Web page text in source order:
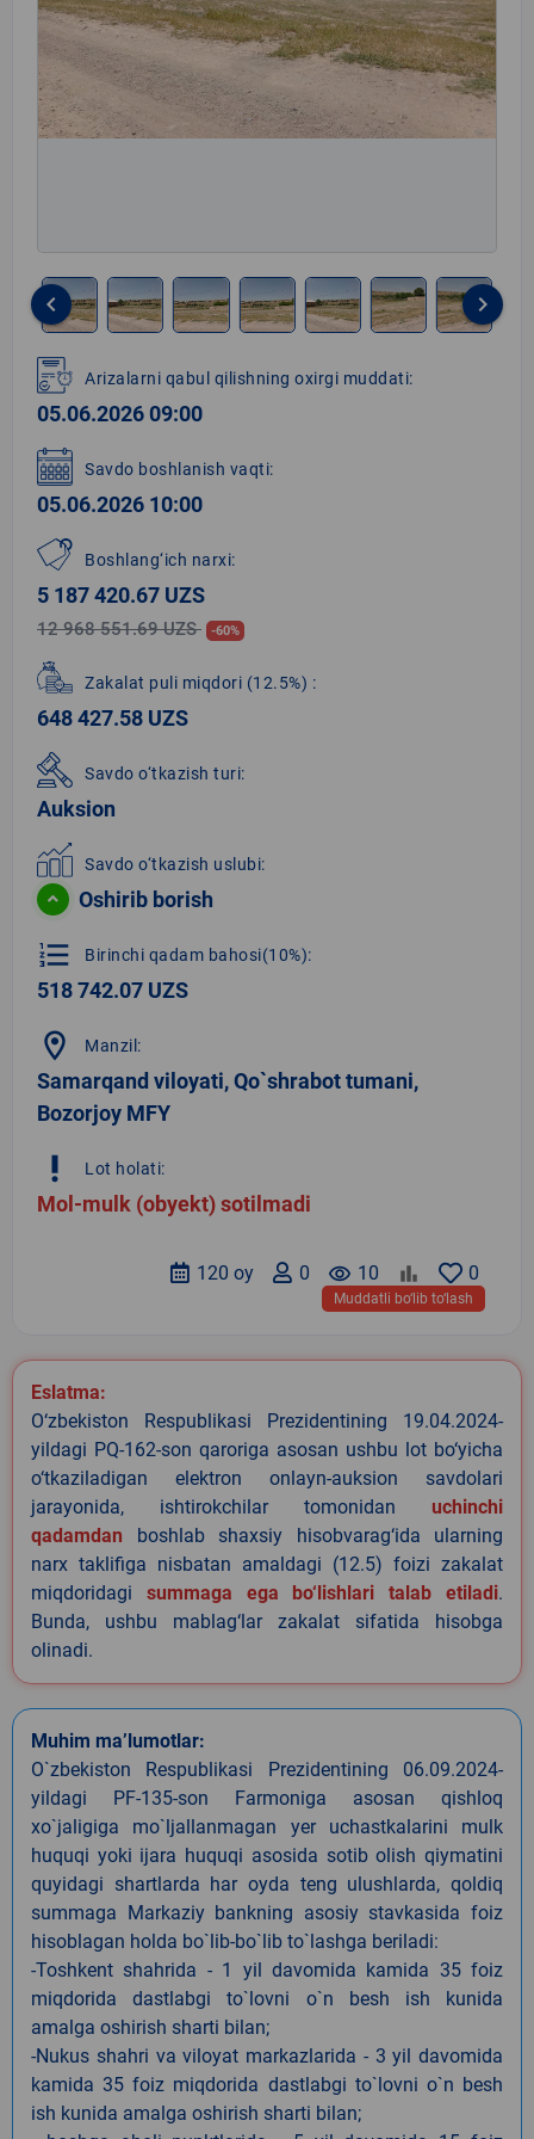
1
of
8
keyboard_arrow_left keyboard_arrow_right
Arizalarni qabul qilishning oxirgi muddati:
05.06.2026 09:00
Savdo boshlanish vaqti:
05.06.2026 10:00
Boshlang‘ich narxi:
5 187 420.67 UZS
12 968 551.69 UZS -60%
Zakalat puli miqdori (12.5%) :
648 427.58 UZS
Savdo o‘tkazish turi:
Auksion
Savdo o‘tkazish uslubi:
Oshirib borish
format_list_numbered Birinchi qadam bahosi(10%):
518 742.07 UZS
location_on Manzil:
Samarqand viloyati, Qo`shrabot tumani,
Bozorjoy MFY
priority_high Lot holati:
Mol-mulk (obyekt) sotilmadi
0
remove_red_eye 10
0
120 oy
Muddatli bo‘lib to‘lash
Eslatma:
O‘zbekiston Respublikasi Prezidentining 19.04.2024-
yildagi PQ-162-son qaroriga asosan ushbu lot bo‘yicha
o‘tkaziladigan elektron onlayn-auksion savdolari
jarayonida, ishtirokchilar tomonidan uchinchi
qadamdan boshlab shaxsiy hisobvarag‘ida ularning
narx taklifiga nisbatan amaldagi (12.5) foizi zakalat
miqdoridagi summaga ega bo‘lishlari talab etiladi.
Bunda, ushbu mablag‘lar zakalat sifatida hisobga
olinadi.
Muhim ma’lumotlar:
O`zbekiston Respublikasi Prezidentining 06.09.2024-
yildagi PF-135-son Farmoniga asosan qishloq
xo`jaligiga mo`ljallanmagan yer uchastkalarini mulk
huquqi yoki ijara huquqi asosida sotib olish qiymatini
quyidagi shartlarda har oyda teng ulushlarda, qoldiq
summaga Markaziy bankning asosiy stavkasida foiz
hisoblagan holda bo`lib-bo`lib to`lashga beriladi:
-Toshkent shahrida - 1 yil davomida kamida 35 foiz
miqdorida dastlabgi to`lovni o`n besh ish kunida
amalga oshirish sharti bilan;
-Nukus shahri va viloyat markazlarida - 3 yil davomida
kamida 35 foiz miqdorida dastlabgi to`lovni o`n besh
ish kunida amalga oshirish sharti bilan;